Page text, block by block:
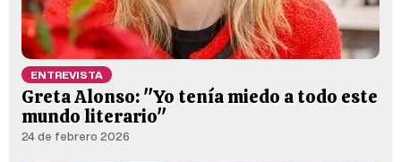
ENTREVISTA
Greta Alonso: "Yo tenía miedo a todo este
mundo literario"
24 de febrero 2026